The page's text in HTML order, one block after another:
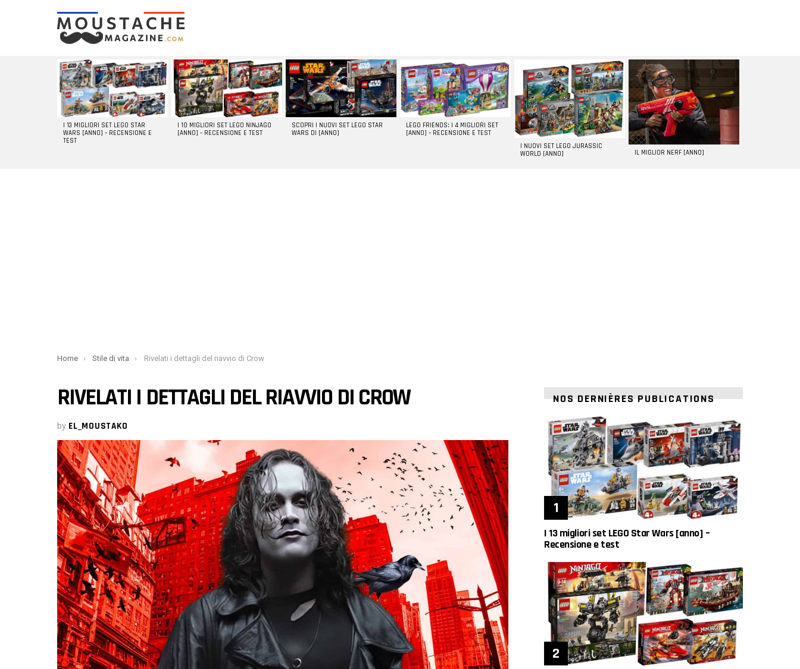
LATEST
STORIES
I 13 MIGLIORI SET LEGO STAR
WARS [ANNO] – RECENSIONE E
TEST
I 10 MIGLIORI SET LEGO NINJAGO
[ANNO] – RECENSIONE E TEST
SCOPRI I NUOVI SET LEGO STAR
WARS DI [ANNO]
LEGO FRIENDS: I 4 MIGLIORI SET
[ANNO] – RECENSIONE E TEST
I NUOVI SET LEGO JURASSIC
WORLD [ANNO]
IL MIGLIOR NERF [ANNO]
You are here:
Home Stile di vita Rivelati i dettagli del riavvio di Crow
RIVELATI I DETTAGLI DEL RIAVVIO DI CROW
by EL_MOUSTAKO
NOS DERNIÈRES PUBLICATIONS
I 13 migliori set LEGO Star Wars [anno] –
Recensione e test